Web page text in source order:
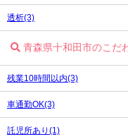
透析(3)
青森県十和田市のこだ
残業10時間以内(3)
車通勤OK(3)
託児所あり(1)